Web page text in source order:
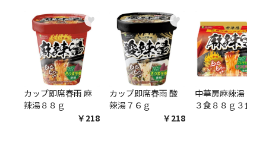
♥
カップ即席春雨 麻
辣湯８８ｇ
￥218
♥
カップ即席春雨 酸
辣湯７６ｇ
￥218
中華房麻辣湯 袋麺
３食８８ｇ３食